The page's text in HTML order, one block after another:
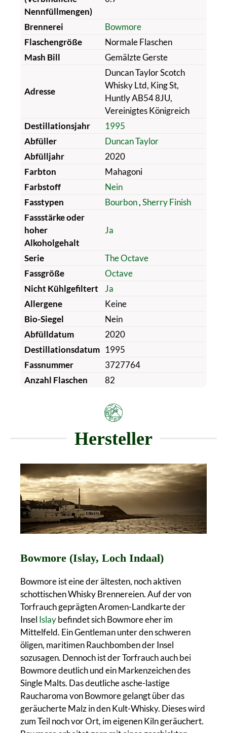
Nennfüllmengen)
Brennerei
Bowmore
Flaschengröße
Normale Flaschen
Mash Bill
Gemälzte Gerste
Adresse
Duncan Taylor Scotch
Whisky Ltd, King St,
Huntly AB54 8JU,
Vereinigtes Königreich
Destillationsjahr
1995
Abfüller
Duncan Taylor
Abfülljahr
2020
Farbton
Mahagoni
Farbstoff
Nein
Fasstypen
Bourbon,Sherry Finish
Fassstärke oder
hoher
Alkoholgehalt
Ja
Serie
The Octave
Fassgröße
Octave
Nicht Kühlgefiltert
Ja
Allergene
Keine
Bio-Siegel
Nein
Abfülldatum
2020
Destillationsdatum 1995
Fassnummer
3727764
Anzahl Flaschen
82
Hersteller
Bowmore (Islay, Loch Indaal)
Bowmore ist eine der ältesten, noch aktiven
schottischen Whisky Brennereien. Auf der von
Torfrauch geprägten Aromen-Landkarte der
Insel Islaybefindet sich Bowmore eher im
Mittelfeld. Ein Gentleman unter den schweren
öligen, maritimen Rauchbomben der Insel
sozusagen. Dennoch ist der Torfrauch auch bei
Bowmore deutlich und ein Markenzeichen des
Single Malts. Das deutliche asche-lastige
Raucharoma von Bowmore gelangt über das
geräucherte Malz in den Kult-Whisky. Dieses wird
zum Teil noch vor Ort, im eigenen Kiln geräuchert.